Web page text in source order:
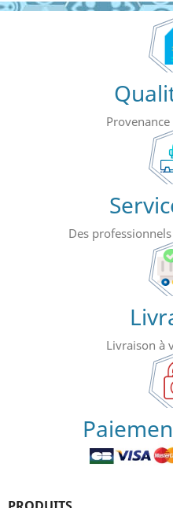
Des
Livraison à